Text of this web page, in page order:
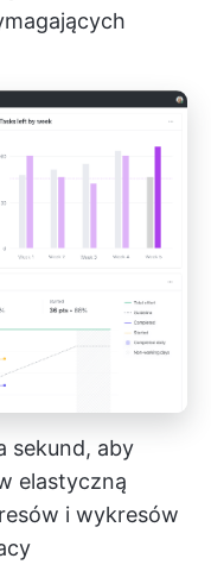
sekund, aby
elastyczną
i wykresów